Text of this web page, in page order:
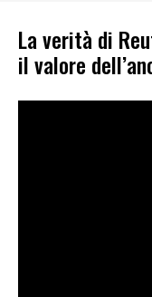
La verità di
il valore